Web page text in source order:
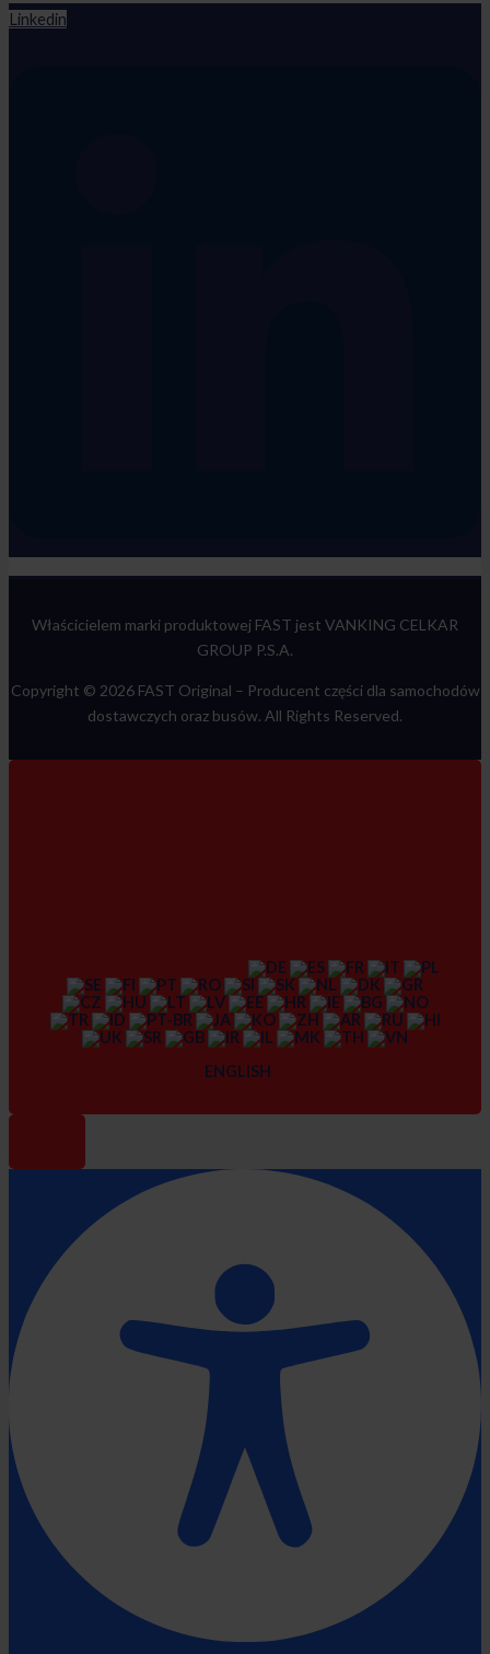
Linkedin
Właścicielem marki produktowej FAST jest VANKING CELKAR
GROUP P.S.A.
Copyright © 2026 FAST Original – Producent części dla samochodów
dostawczych oraz busów. All Rights Reserved.
ENGLISH